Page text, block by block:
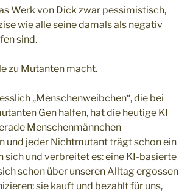
Werk von Dick zwar pessimistisch,
wie alle seine damals als negativ
sind.
zu Mutanten macht.
„Menschenweibchen“, die bei
Gen halfen, hat die heutige KI
Menschenmännchen
und jeder Nichtmutant trägt schon ein
und verbreitet es: eine KI-basierte
schon über unseren Alltag ergossen
sie kauft und bezahlt für uns,